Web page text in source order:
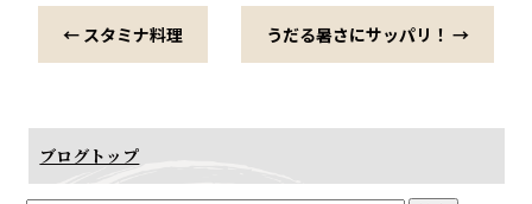
← スタミナ料理 うだる暑さにサッパリ！ →
ブログトップ